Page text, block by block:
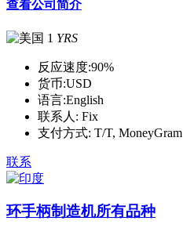
查看公司简介
1 YRS
反应速度:90%
货币:USD
语言:English
联系人: Fix
支付方式: T/T, MoneyGram
联系
环手柄制造机所有品种